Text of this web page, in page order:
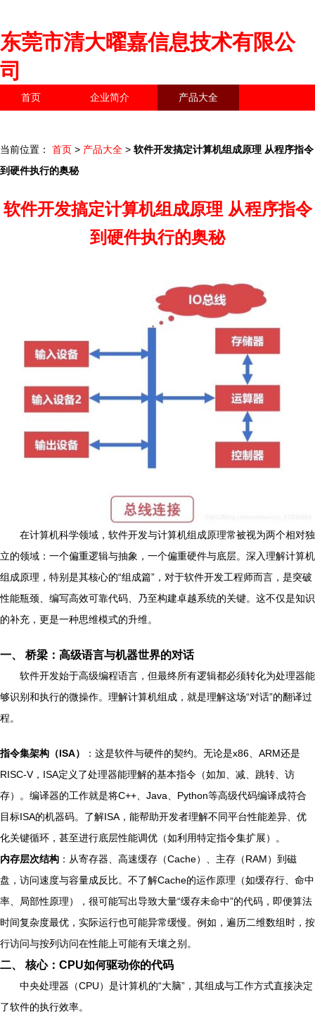
东莞市清大曜嘉信息技术有限公
司
首页 企业简介 产品大全
当前位置： 首页 > 产品大全 > 软件开发搞定计算机组成原理 从程序指令
到硬件执行的奥秘
软件开发搞定计算机组成原理 从程序指令
到硬件执行的奥秘
在计算机科学领域，软件开发与计算机组成原理常被视为两个相对独
立的领域：一个偏重逻辑与抽象，一个偏重硬件与底层。深入理解计算机
组成原理，特别是其核心的“组成篇”，对于软件开发工程师而言，是突破
性能瓶颈、编写高效可靠代码、乃至构建卓越系统的关键。这不仅是知识
的补充，更是一种思维模式的升维。
一、 桥梁：高级语言与机器世界的对话
软件开发始于高级编程语言，但最终所有逻辑都必须转化为处理器能
够识别和执行的微操作。理解计算机组成，就是理解这场“对话”的翻译过
程。
指令集架构（ISA）
：这是软件与硬件的契约。无论是x86、ARM还是
RISC-V，ISA定义了处理器能理解的基本指令（如加、减、跳转、访
存）。编译器的工作就是将C++、Java、Python等高级代码编译成符合
目标ISA的机器码。了解ISA，能帮助开发者理解不同平台性能差异、优
化关键循环，甚至进行底层性能调优（如利用特定指令集扩展）。
内存层次结构 ：从寄存器、高速缓存（Cache）、主存（RAM）到磁
盘，访问速度与容量成反比。不了解Cache的运作原理（如缓存行、命中
率、局部性原理），很可能写出导致大量“缓存未命中”的代码，即便算法
时间复杂度最优，实际运行也可能异常缓慢。例如，遍历二维数组时，按
行访问与按列访问在性能上可能有天壤之别。
二、 核心：CPU如何驱动你的代码
中央处理器（CPU）是计算机的“大脑”，其组成与工作方式直接决定
了软件的执行效率。